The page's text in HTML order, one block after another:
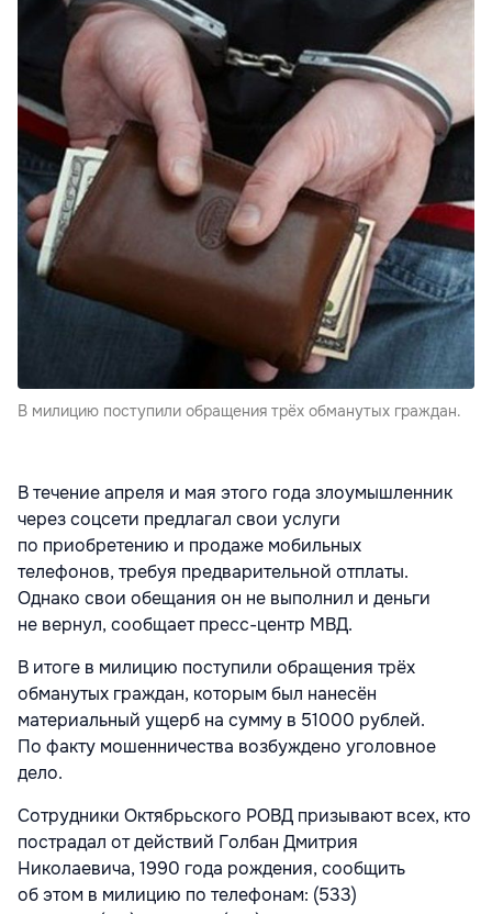
В милицию поступили обращения трёх обманутых граждан.
В течение апреля и мая этого года злоумышленник
через соцсети предлагал свои услуги
по приобретению и продаже мобильных
телефонов, требуя предварительной отплаты.
Однако свои обещания он не выполнил и деньги
не вернул, сообщает пресс-центр МВД.
В итоге в милицию поступили обращения трёх
обманутых граждан, которым был нанесён
материальный ущерб на сумму в 51000 рублей.
По факту мошенничества возбуждено уголовное
дело.
Сотрудники Октябрьского РОВД призывают всех, кто
пострадал от действий Голбан Дмитрия
Николаевича, 1990 года рождения, сообщить
об этом в милицию по телефонам: (533)